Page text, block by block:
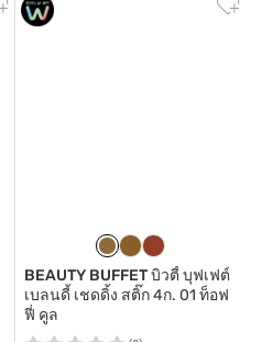
BEAUTY BUFFETบิวตี้ บุฟเฟต์
เบลนดี้ เชดดิ้ง สติ๊ก 4ก. 01 ท็อฟ
ฟี่ คูล